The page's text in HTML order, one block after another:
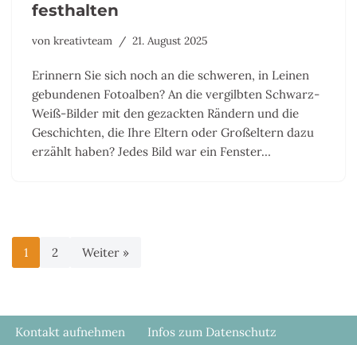
festhalten
von kreativteam 21. August 2025
Erinnern Sie sich noch an die schweren, in Leinen
gebundenen Fotoalben? An die vergilbten Schwarz-
Weiß-Bilder mit den gezackten Rändern und die
Geschichten, die Ihre Eltern oder Großeltern dazu
erzählt haben? Jedes Bild war ein Fenster…
1 2 Weiter »
Kontakt aufnehmen
Infos zum Datenschutz